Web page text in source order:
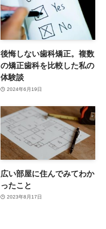
後悔しない歯科矯正。複数
の矯正歯科を比較した私の
体験談
2024年6月19日
広い部屋に住んでみてわか
ったこと
2023年8月17日